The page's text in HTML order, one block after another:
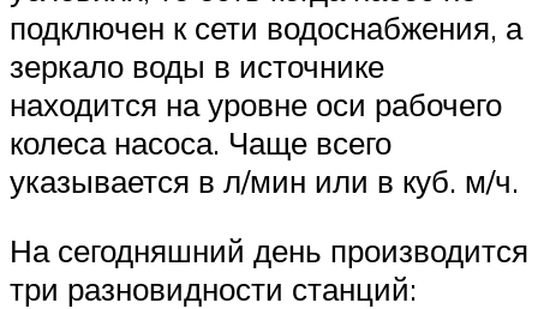
подключен к сети водоснабжения, а
зеркало воды в источнике
находится на уровне оси рабочего
колеса насоса. Чаще всего
указывается в л/мин или в куб. м/ч.
На сегодняшний день производится
три разновидности станций: